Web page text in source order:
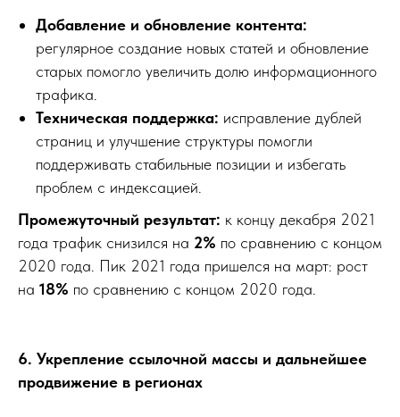
Добавление и обновление контента:
регулярное создание новых статей и обновление
старых помогло увеличить долю информационного
трафика.
Техническая поддержка: исправление дублей
страниц и улучшение структуры помогли
поддерживать стабильные позиции и избегать
проблем с индексацией.
Промежуточный результат: к концу декабря 2021
года трафик снизился на 2% по сравнению с концом
2020 года. Пик 2021 года пришелся на март: рост
на 18% по сравнению с концом 2020 года.
6. Укрепление ссылочной массы и дальнейшее
продвижение в регионах